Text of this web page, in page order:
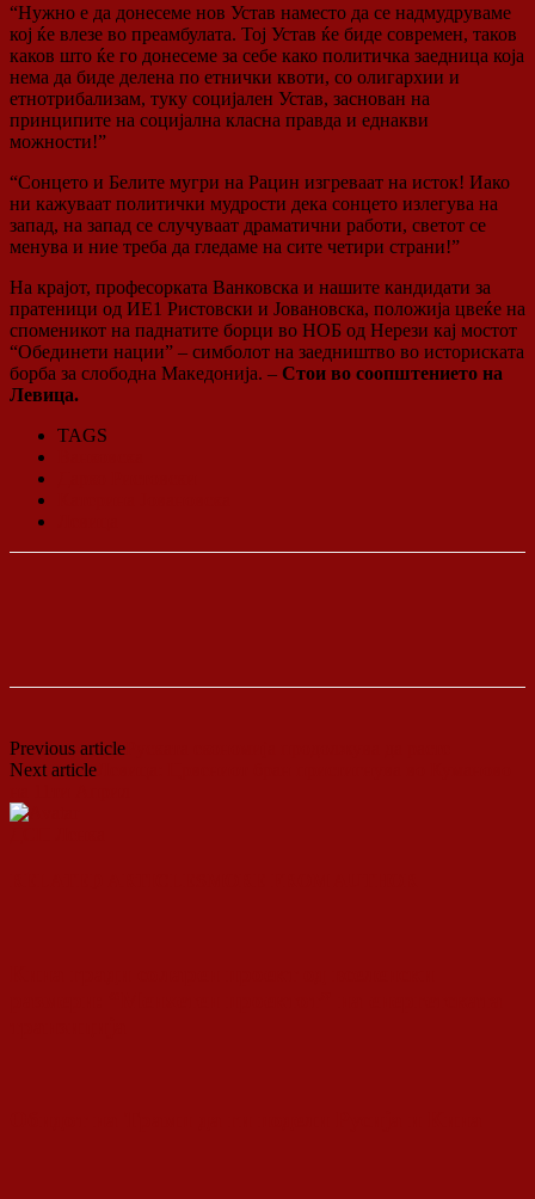
“Нужно е да донесеме нов Устав наместо да се надмудруваме
кој ќе влезе во преамбулата. Тој Устав ќе биде современ, таков
каков што ќе го донесеме за себе како политичка заедница која
нема да биде делена по етнички квоти, со олигархии и
етнотрибализам, туку социјален Устав, заснован на
принципите на социјална класна правда и еднакви
можности!”
“Сонцето и Белите мугри на Рацин изгреваат на исток! Иако
ни кажуваат политички мудрости дека сонцето излегува на
запад, на запад се случуваат драматични работи, светот се
менува и ние треба да гледаме на сите четири страни!”
На крајот, професорката Ванковска и нашите кандидати за
пратеници од ИЕ1 Ристовски и Јовановска, положија цвеќе на
споменикот на паднатите борци во НОБ од Нерези кај мостот
“Обединети нации” – симболот на заедништво во историската
борба за слободна Македонија. – Стои во соопштението на
Левица.
TAGS
Previous article
Next article